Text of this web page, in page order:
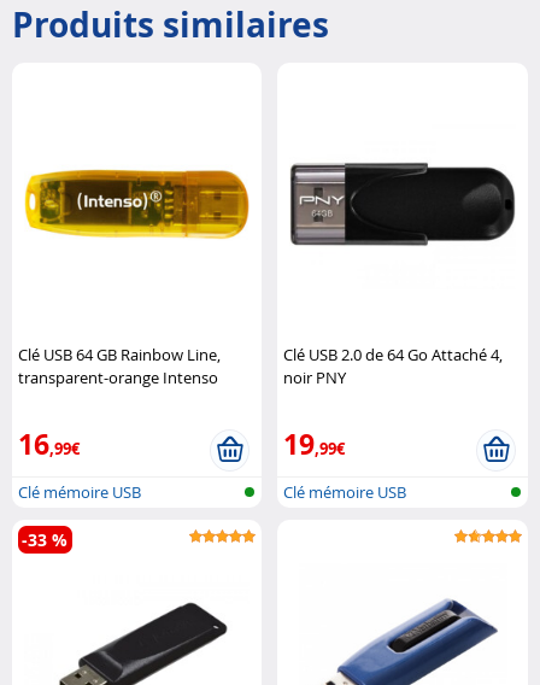
Produits similaires
Clé USB 64 GB Rainbow Line,
transparent-orange Intenso
16,99€
Clé mémoire USB
Clé USB 2.0 de 64 Go Attaché 4,
noir PNY
19,99€
Clé mémoire USB
-33 %